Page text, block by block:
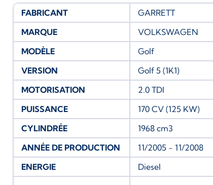
FABRICANT
GARRETT
MARQUE
VOLKSWAGEN
MODÈLE
Golf
VERSION
Golf 5 (1K1)
MOTORISATION
2.0 TDI
PUISSANCE
170 CV (125 KW)
CYLINDRÉE
1968 cm3
ANNÉE DE PRODUCTION
11/2005 - 11/2008
ENERGIE
Diesel